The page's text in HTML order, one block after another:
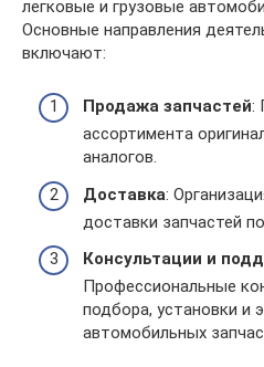
легковые и грузовые
Основные направления
включают:
Продажа запчастей:
ассортимента
аналогов.
Доставка:
доставки запчастей
Консультации и
Профессиональные
подбора, установки и
автомобильных